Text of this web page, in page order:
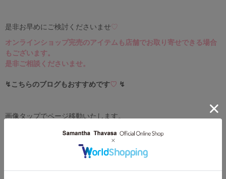
是非お早めにご検討くださいませ♡
オンラインショップ完売のアイテムも店舗でお取り寄せできる場合
もございます。
是非ご相談くださいませ。
↯こちらのブログもおすすめです♡ ↯
画像タップでページ移動いたします。